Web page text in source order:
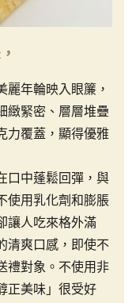
麗年輪映入眼簾，
緻緊密、層層堆疊
力覆蓋，顯得優雅
口中蓬鬆回彈，與
使用乳化劑和膨脹
讓人吃來格外滿
清爽口感，即使不
禮對象。不使用非
正美味」很受好